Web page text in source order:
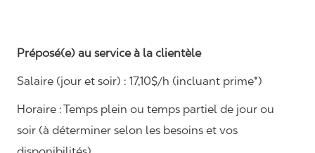
Préposé(e) au service à la clientèle
Salaire (jour et soir) : 17,10$/h (incluant prime*)
Horaire :Temps plein ou temps partiel de jour ou
soir (à déterminer selon les besoins et vos